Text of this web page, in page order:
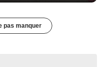
pas manquer